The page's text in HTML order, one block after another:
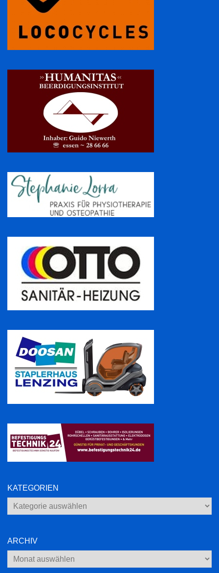
KATEGORIEN
Kategorien
ARCHIV
Archiv